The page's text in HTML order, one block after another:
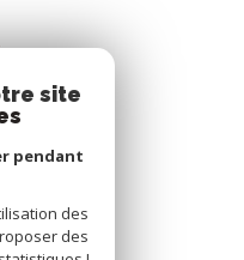
site
pendant
des
des